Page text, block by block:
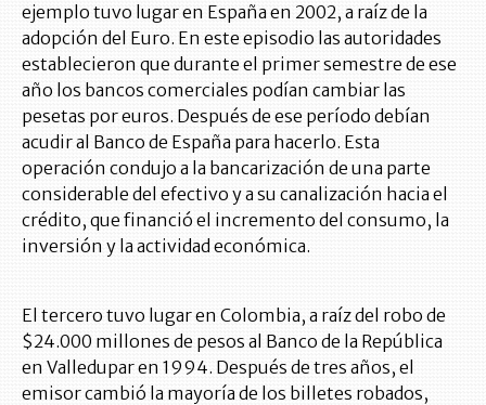
ejemplo tuvo lugar en España en 2002, a raíz de la
adopción del Euro. En este episodio las autoridades
establecieron que durante el primer semestre de ese
año los bancos comerciales podían cambiar las
pesetas por euros. Después de ese período debían
acudir al Banco de España para hacerlo. Esta
operación condujo a la bancarización de una parte
considerable del efectivo y a su canalización hacia el
crédito, que financió el incremento del consumo, la
inversión y la actividad económica.
El tercero tuvo lugar en Colombia, a raíz del robo de
$24.000 millones de pesos al Banco de la República
en Valledupar en 1994. Después de tres años, el
emisor cambió la mayoría de los billetes robados,